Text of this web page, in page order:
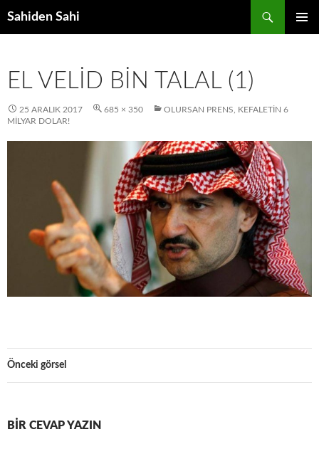
Sahiden Sahi
EL VELID BIN TALAL (1)
25 ARALIK 2017 685 × 350
OLURSAN PRENS, KEFALETIN 6
MILYAR DOLAR!
Önceki görsel
BIR CEVAP YAZIN